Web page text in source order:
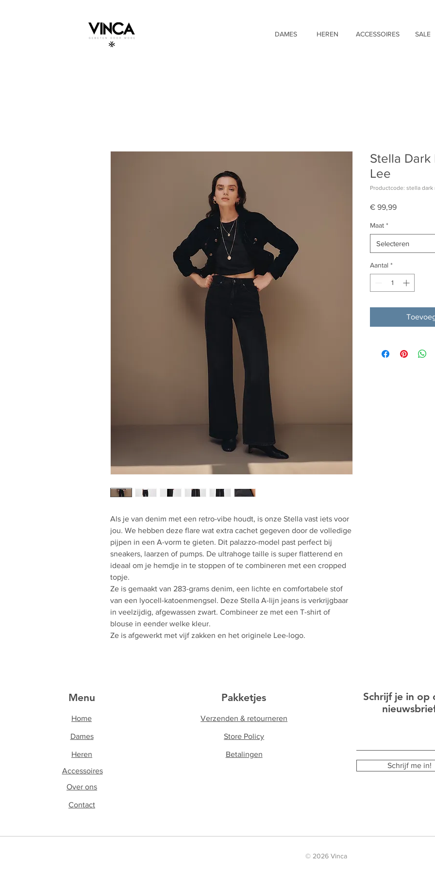
DAMES HEREN ACCESSOIRES SALE
Als je van denim met een retro-vibe houdt, is onze Stella vast iets voor
jou. We hebben deze flare wat extra cachet gegeven door de volledige
pijpen in een A-vorm te gieten. Dit palazzo-model past perfect bij
sneakers, laarzen of pumps. De ultrahoge taille is super flatterend en
ideaal om je hemdje in te stoppen of te combineren met een cropped
topje.
Ze is gemaakt van 283-grams denim, een lichte en comfortabele stof
van een lyocell-katoenmengsel. Deze Stella A-lijn jeans is verkrijgbaar
in veelzijdig, afgewassen zwart. Combineer ze met een T-shirt of
blouse in eender welke kleur.
Ze is afgewerkt met vijf zakken en het originele Lee-logo.
Stella Dark
Lee
Productcode: stella dark
€ 99,99Prijs
Maat *
Selecteren
Aantal *
Menu
Home
Dames
Heren
Accessoires
Over ons
Contact
Pakketjes
Verzenden & retourneren
Store Policy
Betalingen
Schrijf je in op
Schrijf me in!
© 2026 Vinca